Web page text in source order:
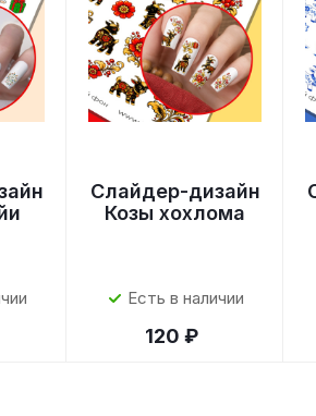
Слайдер-дизайн
Козы хохлома
Есть в наличии
120 ₽